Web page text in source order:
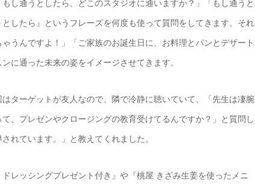
し通うとしたら、どこのスタジオに通いますか？」「もし通うと
したら』というフレーズを何度も使って質問をしてきます。それ
うんですよ！」「ご家族のお誕生日に、お料理とパンとデザート
に通った未来の姿をイメージさせてきます。
ターゲットが友人なので、隣で冷静に聴いていて、「先生は凄腕
、プレゼンやクロージングの教育受けてるんですか？」と質問し
れています。」と教えてくれました。
レッシングプレゼント付き』や『桃屋 きざみ生姜を使ったメニ